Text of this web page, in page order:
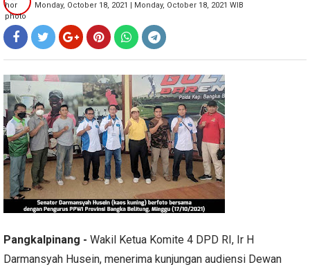
Monday, October 18, 2021 | Monday, October 18, 2021 WIB
Pangkalpinang - Wakil Ketua Komite 4 DPD RI, Ir H
Darmansyah Husein, menerima kunjungan audiensi Dewan